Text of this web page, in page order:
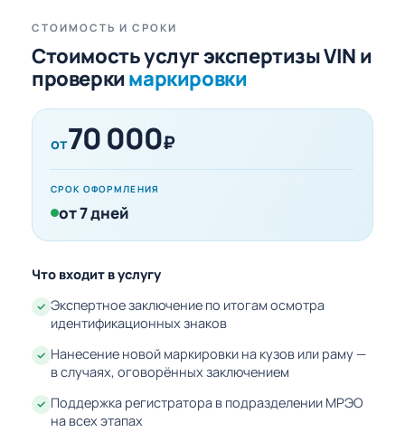
СТОИМОСТЬ И СРОКИ
Стоимость услуг экспертизы VIN и
проверкимаркировки
от70 000₽
СРОК ОФОРМЛЕНИЯ
от 7 дней
Что входит в услугу
Экспертное заключение по итогам осмотра
идентификационных знаков
Нанесение новой маркировки на кузов или раму —
в случаях, оговорённых заключением
Поддержка регистратора в подразделении МРЭО
на всех этапах